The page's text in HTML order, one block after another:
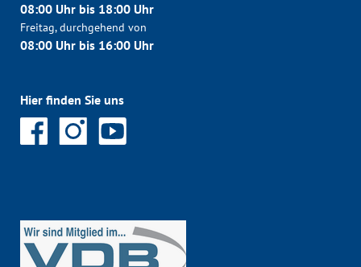
08:00 Uhr bis 18:00 Uhr
Freitag, durchgehend von
08:00 Uhr bis 16:00 Uhr
Hier finden Sie uns